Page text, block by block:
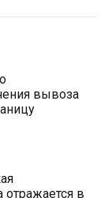
вывоза
отражается в